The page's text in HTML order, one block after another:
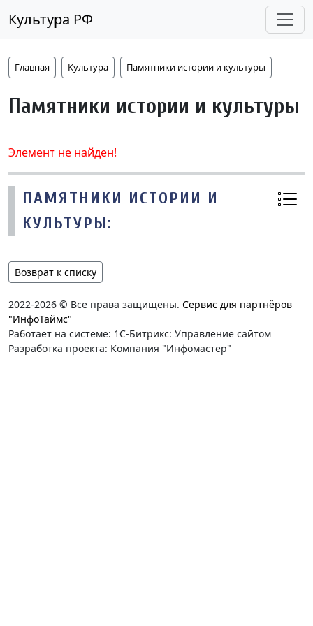
Культура РФ
Главная Культура Памятники истории и культуры
Памятники истории и культуры
Элемент не найден!
ПАМЯТНИКИ ИСТОРИИ И
КУЛЬТУРЫ:
Возврат к списку
2022-2026 © Все права защищены. Сервис для партнёров
"ИнфоТаймс"
Работает на системе: 1С-Битрикс: Управление сайтом
Разработка проекта: Компания "Инфомастер"